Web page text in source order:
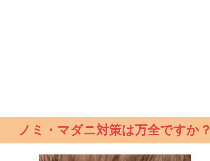
ノミ・マダニ対策は万全ですか？